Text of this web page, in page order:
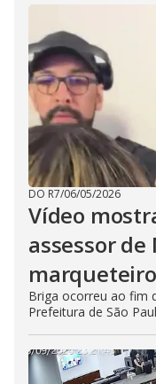
DO R7/06/05/2026
Vídeo
assessor
Briga ocorreu ao fim
Prefeitura de São